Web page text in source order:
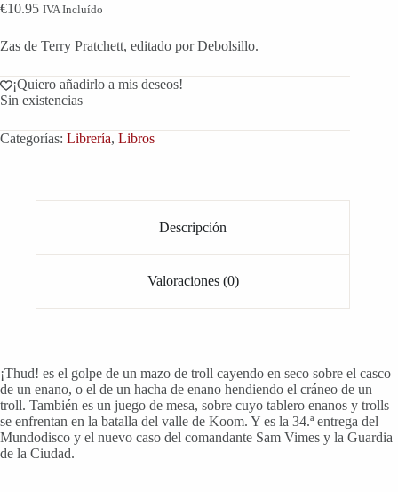
€10.95 IVA Incluído
Zas de Terry Pratchett, editado por Debolsillo.
¡Quiero añadirlo a mis deseos!
Sin existencias
Categorías: Librería, Libros
Descripción
Valoraciones (0)
¡Thud! es el golpe de un mazo de troll cayendo en seco sobre el casco
de un enano, o el de un hacha de enano hendiendo el cráneo de un
troll. También es un juego de mesa, sobre cuyo tablero enanos y trolls
se enfrentan en la batalla del valle de Koom. Y es la 34.ª entrega del
Mundodisco y el nuevo caso del comandante Sam Vimes y la Guardia
de la Ciudad.